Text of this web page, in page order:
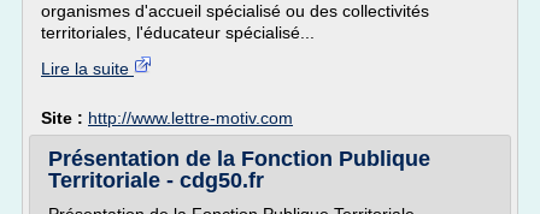
organismes d'accueil spécialisé ou des collectivités
territoriales, l'éducateur spécialisé...
Lire la suite
Site : http://www.lettre-motiv.com
Présentation de la Fonction Publique
Territoriale - cdg50.fr